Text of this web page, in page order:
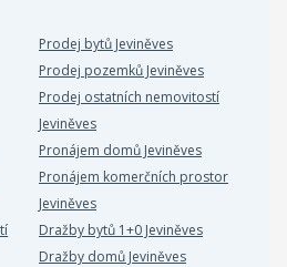
Prodej bytů Jeviněves
Prodej pozemků Jeviněves
Prodej ostatních nemovitostí
Jeviněves
Pronájem domů Jeviněves
Pronájem komerčních prostor
Jeviněves
Dražby bytů 1+0 Jeviněves
Dražby domů Jeviněves